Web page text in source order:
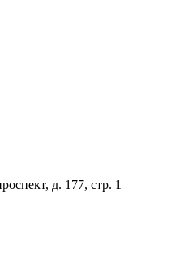
д. 177, стр. 1